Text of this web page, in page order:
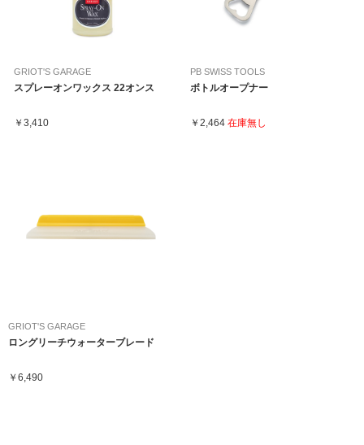
GRIOT'S GARAGE
スプレーオンワックス 22オンス
￥3,410
PB SWISS TOOLS
ボトルオープナー
￥2,464 在庫無し
GRIOT'S GARAGE
ロングリーチウォーターブレード
￥6,490